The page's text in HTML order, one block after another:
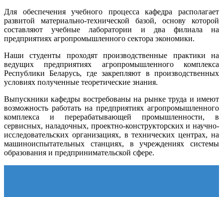
Для обеспечения учебного процесса кафедра располагает
развитой материально-технической базой, основу которой
составляют учебные лаборатории и два филиала на
предприятиях агропромышленного сектора экономики.
Наши студенты проходят производственные практики на
ведущих предприятиях агропромышленного комплекса
Республики Беларусь, где закрепляют в производственных
условиях полученные теоретические знания.
Выпускникикафедры востребованы на рынке труда и имеют
возможность работать на предприятиях агропромышленного
комплекса и перерабатывающей промышленности, в
сервисных, наладочных, проектно-конструкторских и научно-
исследовательских организациях, в технических центрах, на
машиноиспытательных станциях, вучреждениях системы
образования и предпринимательской сфере.